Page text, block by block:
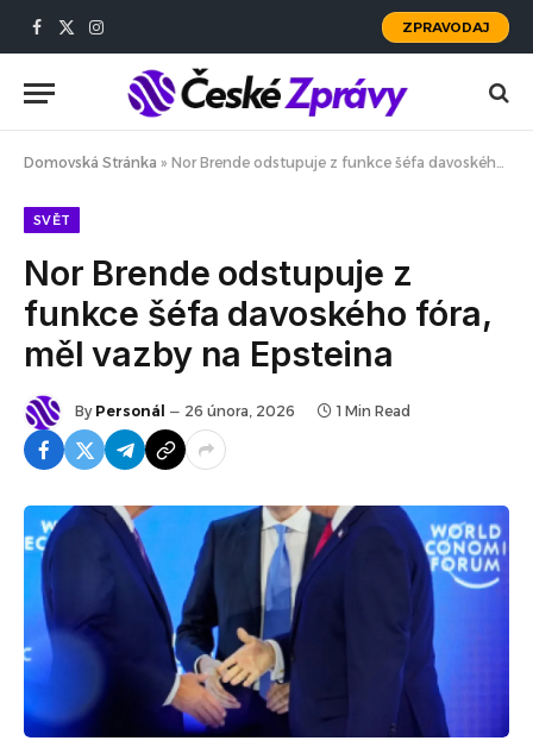
Facebook
X
Instagram
ZPRAVODAJ
Domovská Stránka » Nor Brende odstupuje z funkce šéfa davoského fóra, měl vazby na Epsteina
SVĚT
Nor Brende odstupuje z
funkce šéfa davoského fóra,
měl vazby na Epsteina
By Personál 26 února, 2026 1 Min Read